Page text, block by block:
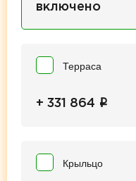
включено
Терраса
+ 331 864 i
Крыльцо